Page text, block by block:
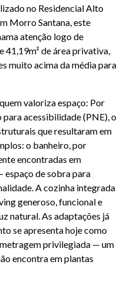
no Residencial Alto
Morro Santana, este
atenção logo de
41,19m² de área privativa,
muito acima da média para
valoriza espaço: Por
acessibilidade (PNE), o
que resultaram em
o banheiro, por
encontradas em
de sobra para
A cozinha integrada
generoso, funcional e
natural. As adaptações já
se apresenta hoje como
privilegiada — um
encontra em plantas